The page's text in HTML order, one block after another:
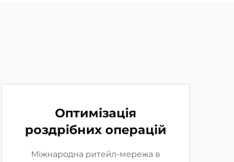
Оптимізація
роздрібних операцій
Міжнародна ритейл-мережа в